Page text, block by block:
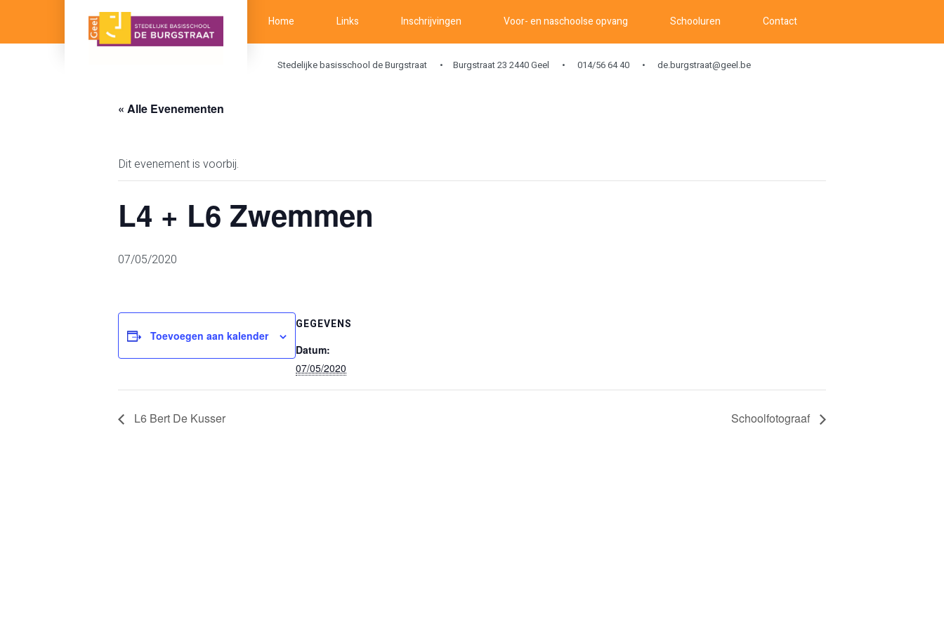
Home Links Inschrijvingen Voor- en naschoolse opvang Schooluren Contact
Stedelijke basisschool de Burgstraat Burgstraat 23 2440 Geel 014/56 64 40 de.burgstraat@geel.be
« Alle Evenementen
Dit evenement is voorbij.
L4 + L6 Zwemmen
07/05/2020
Toevoegen aan kalender
GEGEVENS
Datum:
07/05/2020
L6 Bert De Kusser Schoolfotograaf